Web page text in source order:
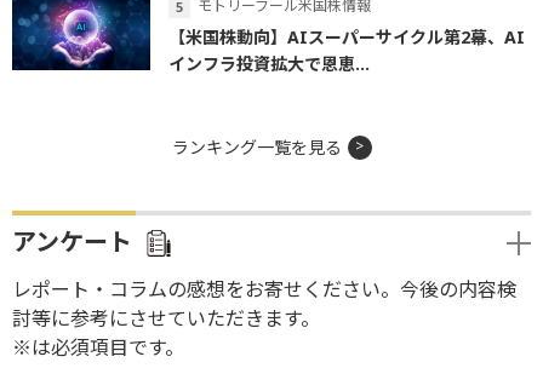
モトリーフール米国株情報
【米国株動向】AIスーパーサイクル第2幕、AI
インフラ投資拡大で恩恵...
ランキング一覧を見る
アンケート
レポート・コラムの感想をお寄せください。今後の内容検
討等に参考にさせていただきます。
※は必須項目です。